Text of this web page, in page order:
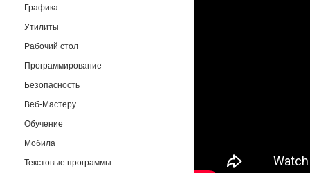
Графика
Утилиты
Рабочий стол
Программирование
Безопасность
Веб-Мастеру
Обучение
Мобила
Текстовые программы